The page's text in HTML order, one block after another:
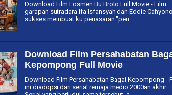
Download Film Losmen Bu Broto Full Movie - Film
garapan sutradara Ifa Isfansyah dan Eddie
sukses membuat ku penasaran "pen...
Download Film Persahabatan
Kepompong Full Movie
Download Film Persahabatan Bagai Kepompong -
ini diadopsi dari serial remaja medio 2000an akhir.